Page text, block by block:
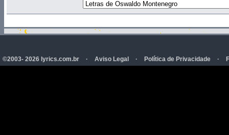
©2003- 2026 lyrics.com.br · Aviso Legal · Política de Privacidade ·